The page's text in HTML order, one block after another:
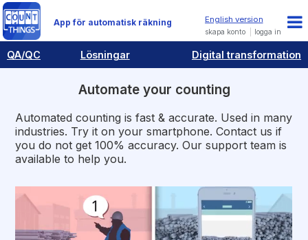
App för automatisk räkning
skapa konto logga in
QA/QC Lösningar Digital transformation
Automate your counting
Automated counting is fast & accurate. Used in many
industries. Try it on your smartphone. Contact us if
you do not get 100% accuracy. Our support team is
available to help you.